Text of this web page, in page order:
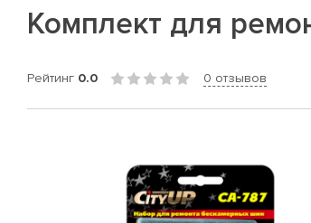
Комплект для
Рейтинг 0.0 0 отзывов